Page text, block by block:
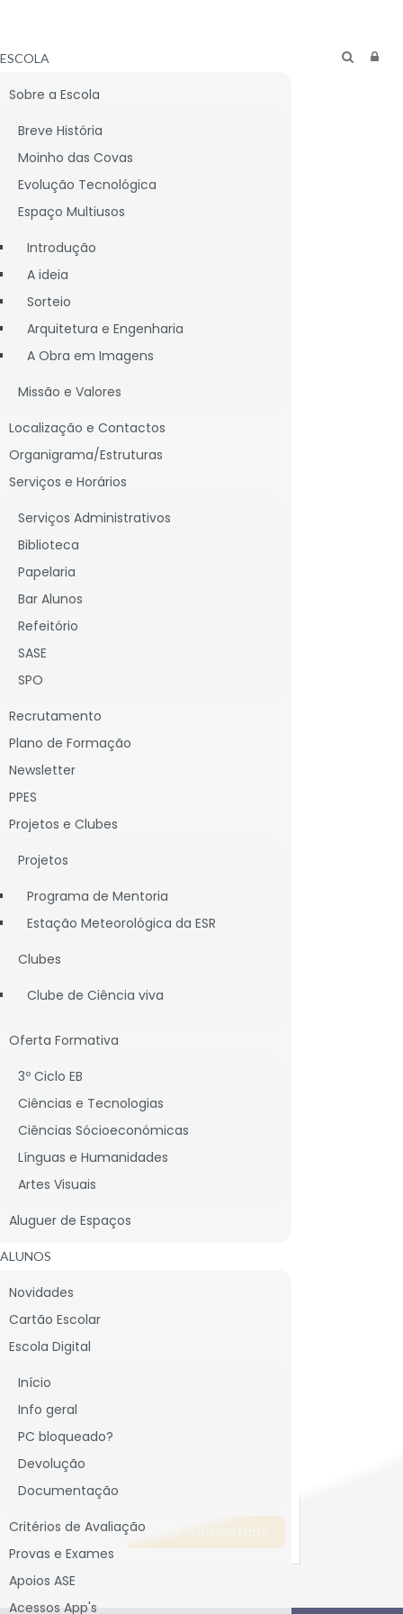
ESCOLA
Sobre a Escola
Breve História
Moinho das Covas
Evolução Tecnológica
Espaço Multiusos
Introdução
A ideia
Sorteio
Arquitetura e Engenharia
A Obra em Imagens
Missão e Valores
Localização e Contactos
Organigrama/Estruturas
Serviços e Horários
Serviços Administrativos
Biblioteca
Papelaria
Bar Alunos
Refeitório
SASE
SPO
Recrutamento
Plano de Formação
Newsletter
PPES
Projetos e Clubes
Projetos
Programa de Mentoria
Estação Meteorológica da ESR
Clubes
Clube de Ciência viva
Oferta Formativa
3º Ciclo EB
Ciências e Tecnologias
Ciências Sócioeconómicas
Línguas e Humanidades
Artes Visuais
Aluguer de Espaços
ALUNOS
Novidades
Cartão Escolar
Escola Digital
Início
Info geral
PC bloqueado?
Devolução
Documentação
Critérios de Avaliação
Provas e Exames
Apoios ASE
Acessos App's
LIGAÇÕES ÚTEIS
*